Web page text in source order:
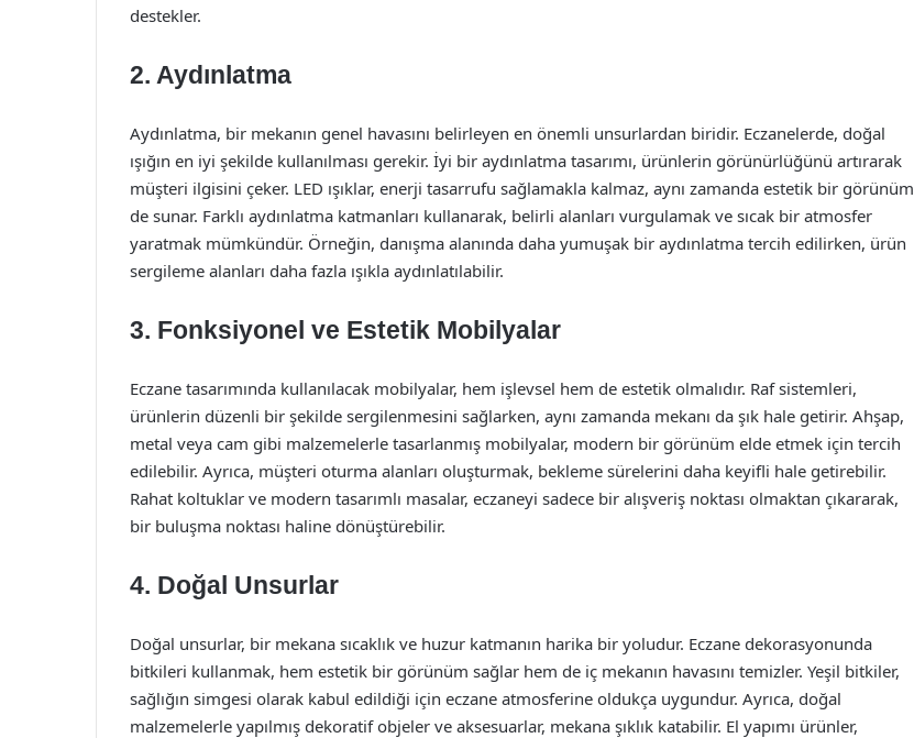
destekler.
2. Aydınlatma
Aydınlatma, bir mekanın genel havasını belirleyen en önemli unsurlardan biridir. Eczanelerde, doğal
ışığın en iyi şekilde kullanılması gerekir. İyi bir aydınlatma tasarımı, ürünlerin görünürlüğünü artırarak
müşteri ilgisini çeker. LED ışıklar, enerji tasarrufu sağlamakla kalmaz, aynı zamanda estetik bir görünüm
de sunar. Farklı aydınlatma katmanları kullanarak, belirli alanları vurgulamak ve sıcak bir atmosfer
yaratmak mümkündür. Örneğin, danışma alanında daha yumuşak bir aydınlatma tercih edilirken, ürün
sergileme alanları daha fazla ışıkla aydınlatılabilir.
3. Fonksiyonel ve Estetik Mobilyalar
Eczane tasarımında kullanılacak mobilyalar, hem işlevsel hem de estetik olmalıdır. Raf sistemleri,
ürünlerin düzenli bir şekilde sergilenmesini sağlarken, aynı zamanda mekanı da şık hale getirir. Ahşap,
metal veya cam gibi malzemelerle tasarlanmış mobilyalar, modern bir görünüm elde etmek için tercih
edilebilir. Ayrıca, müşteri oturma alanları oluşturmak, bekleme sürelerini daha keyifli hale getirebilir.
Rahat koltuklar ve modern tasarımlı masalar, eczaneyi sadece bir alışveriş noktası olmaktan çıkararak,
bir buluşma noktası haline dönüştürebilir.
4. Doğal Unsurlar
Doğal unsurlar, bir mekana sıcaklık ve huzur katmanın harika bir yoludur. Eczane dekorasyonunda
bitkileri kullanmak, hem estetik bir görünüm sağlar hem de iç mekanın havasını temizler. Yeşil bitkiler,
sağlığın simgesi olarak kabul edildiği için eczane atmosferine oldukça uygundur. Ayrıca, doğal
malzemelerle yapılmış dekoratif objeler ve aksesuarlar, mekana şıklık katabilir. El yapımı ürünler,